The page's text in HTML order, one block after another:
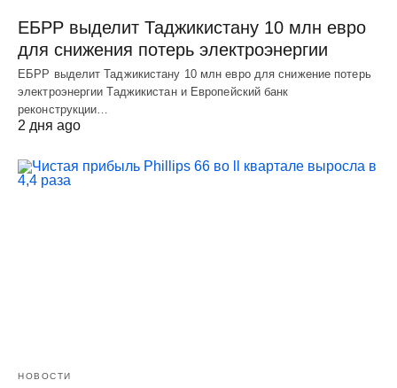
ЕБРР выделит Таджикистану 10 млн евро
для снижения потерь электроэнергии
ЕБРР выделит Таджикистану 10 млн евро для снижение потерь
электроэнергии Таджикистан и Европейский банк
реконструкции…
2 дня ago
НОВОСТИ